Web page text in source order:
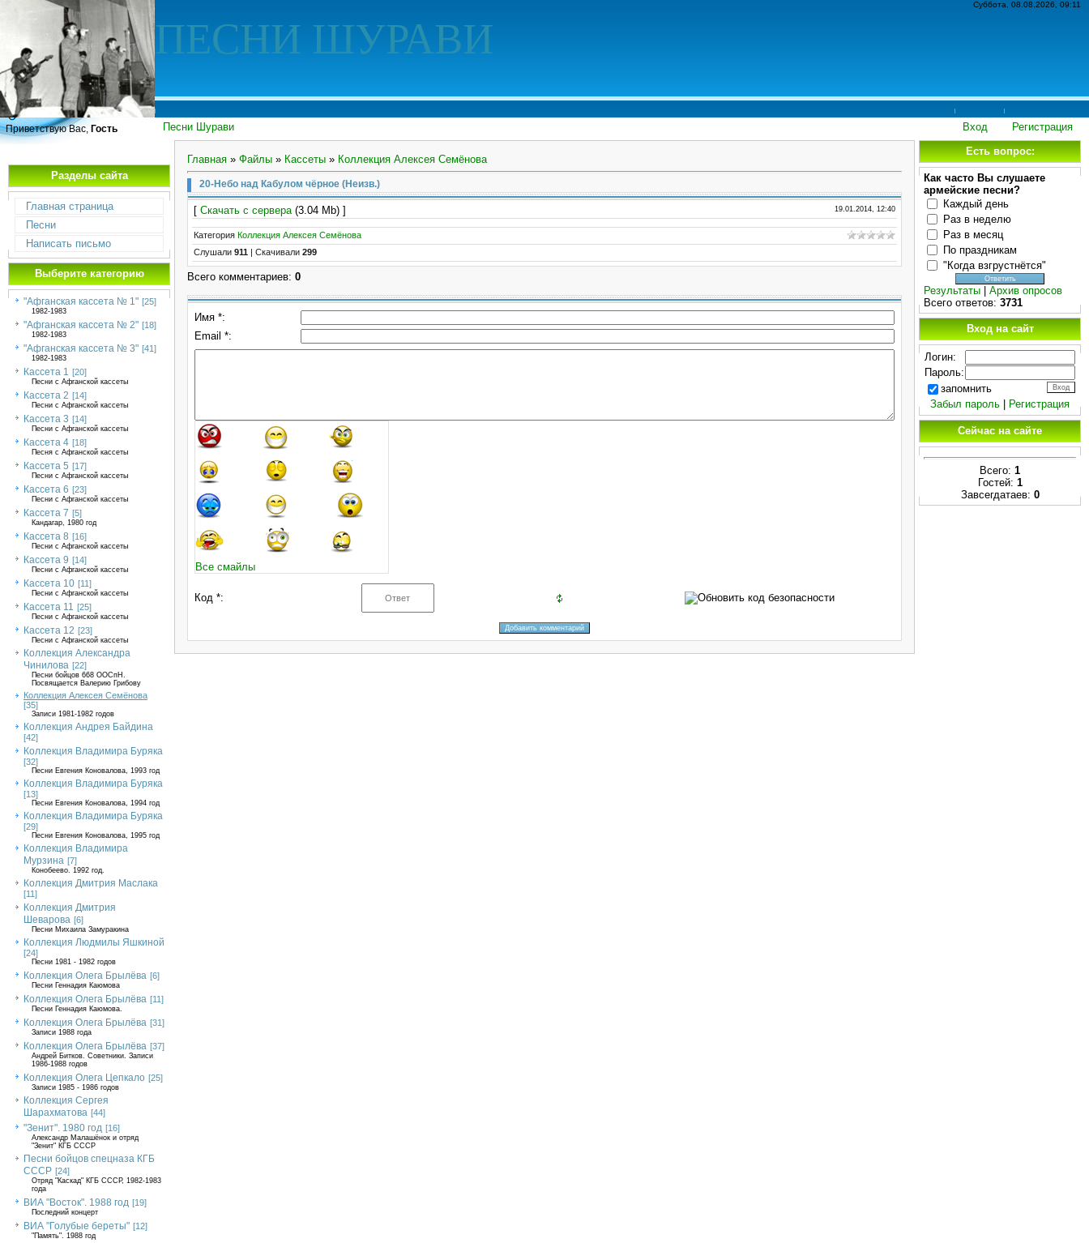
Суббота, 08.08.2026, 09:11
ПЕСНИ ШУРАВИ
Песни Шурави Регистрация
Вход
Приветствую Вас, Гость
Разделы сайта
Главная страница
Песни
Написать письмо
Выберите категорию
"Афганская кассета № 1" [25]
1982-1983
"Афганская кассета № 2" [18]
1982-1983
"Афганская кассета № 3" [41]
1982-1983
Кассета 1 [20]
Песни с Афганской кассеты
Кассета 2 [14]
Песни с Афганской кассеты
Кассета 3 [14]
Песни с Афганской кассеты
Кассета 4 [18]
Песня с Афганской кассеты
Кассета 5 [17]
Песни с Афганской кассеты
Кассета 6 [23]
Песни с Афганской кассеты
Кассета 7 [5]
Кандагар, 1980 год
Кассета 8 [16]
Песни с Афганской кассеты
Кассета 9 [14]
Песни с Афганской кассеты
Кассета 10 [11]
Песни с Афганской кассеты
Кассета 11 [25]
Песни с Афганской кассеты
Кассета 12 [23]
Песни с Афганской кассеты
Коллекция Александра
Чинилова [22]
Песни бойцов 668 ООСпН.
Посвящается Валерию Грибову
Коллекция Алексея Семёнова
[35]
Записи 1981-1982 годов
Коллекция Андрея Байдина
[42]
Коллекция Владимира Буряка
[32]
Песни Евгения Коновалова, 1993 год
Коллекция Владимира Буряка
[13]
Песни Евгения Коновалова, 1994 год
Коллекция Владимира Буряка
[29]
Песни Евгения Коновалова, 1995 год
Коллекция Владимира
Мурзина [7]
Конобеево. 1992 год.
Коллекция Дмитрия Маслака
[11]
Коллекция Дмитрия
Шеварова [6]
Песни Михаила Замуракина
Коллекция Людмилы Яшкиной
[24]
Песни 1981 - 1982 годов
Коллекция Олега Брылёва [6]
Песни Геннадия Каюмова
Коллекция Олега Брылёва [11]
Песни Геннадия Каюмова.
Коллекция Олега Брылёва [31]
Записи 1988 года
Коллекция Олега Брылёва [37]
Андрей Битков. Советники. Записи
1986-1988 годов
Коллекция Олега Цепкало [25]
Записи 1985 - 1986 годов
Коллекция Сергея
Шарахматова [44]
"Зенит". 1980 год [16]
Александр Малашёнок и отряд
"Зенит" КГБ СССР
Песни бойцов спецназа КГБ
СССР [24]
Отряд "Каскад" КГБ СССР, 1982-1983
года
ВИА "Восток". 1988 год [19]
Последний концерт
ВИА "Голубые береты" [12]
"Память". 1988 год
Главная » Файлы » Кассеты » Коллекция Алексея Семёнова
20-Небо над Кабулом чёрное (Неизв.)
[ Скачать с сервера(3.04 Mb) ] 19.01.2014, 12:40
Категория Коллекция Алексея Семёнова
Слушали 911 Скачивали 299
Всего комментариев: 0
Имя *:
Email *:
Все смайлы
Код *:
Есть вопрос:
Как часто Вы слушаете
армейские песни?
Каждый день
Раз в неделю
Раз в месяц
По праздникам
"Когда взгрустнётся"
Результаты
Архив опросов
Всего ответов: 3731
Вход на сайт
Логин:
Пароль:
запомнить
Забыл пароль
Регистрация
Сейчас на сайте
Всего: 1
Гостей: 1
Завсегдатаев: 0